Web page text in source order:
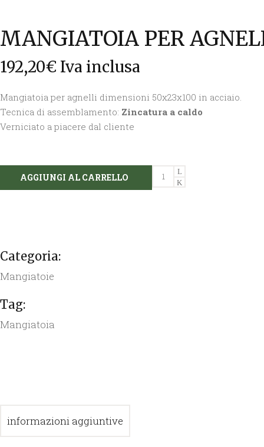
MANGIATOIA PER
192,20€ Iva inclusa
Mangiatoia per agnelli dimensioni 50x23x100 in acciaio.
Tecnica di assemblamento: Zincatura a caldo
Verniciato a piacere dal cliente
MANGIATOIA
AGGIUNGI AL CARRELLO
Categoria:
Mangiatoie
Tag:
Mangiatoia
informazioni aggiuntive